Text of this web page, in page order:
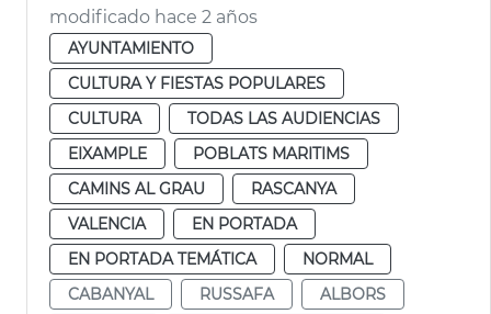
modificado hace 2 años
AYUNTAMIENTO
CULTURA Y FIESTAS POPULARES
CULTURA
TODAS LAS AUDIENCIAS
EIXAMPLE
POBLATS MARITIMS
CAMINS AL GRAU
RASCANYA
VALENCIA
EN PORTADA
EN PORTADA TEMÁTICA
NORMAL
CABANYAL
RUSSAFA
ALBORS